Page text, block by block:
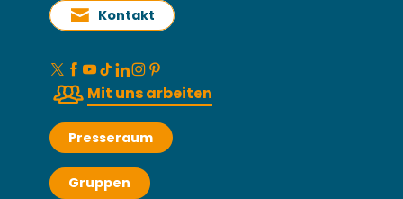
Kontakt
Mit uns arbeiten
Presseraum
Gruppen